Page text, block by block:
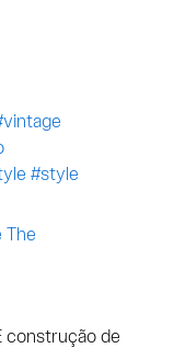
#style
The
construção de